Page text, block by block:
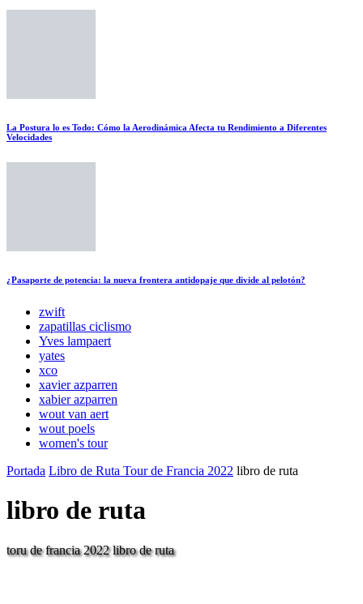
La Postura lo es Todo: Cómo la Aerodinámica Afecta tu Rendimiento a Diferentes
Velocidades
¿Pasaporte de potencia: la nueva frontera antidopaje que divide al pelotón?
zwift
zapatillas ciclismo
Yves lampaert
yates
xco
xavier azparren
xabier azparren
wout van aert
wout poels
women's tour
Portada Libro de Ruta Tour de Francia 2022 libro de ruta
libro de ruta
toru de francia 2022 libro de ruta